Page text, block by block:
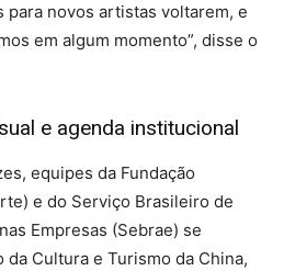
para novos artistas voltarem, e
em algum momento”, disse o
e agenda institucional
equipes da Fundação
e do Serviço Brasileiro de
Empresas (Sebrae) se
Cultura e Turismo da China,